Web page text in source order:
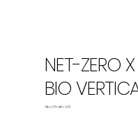
NET-ZERO
BIO
Abu Dhabi, UAE